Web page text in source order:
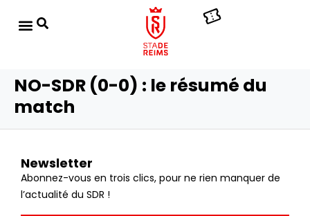
NO-SDR (0-0) : le résumé du
match
Newsletter
Abonnez-vous en trois clics, pour ne rien manquer de
l’actualité du SDR !